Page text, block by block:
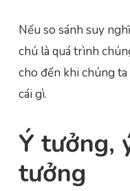
Nếu so sánh suy
chú là quá trình
cho đến khi chúng
cái gì.
Ý tưởng,
tưởng